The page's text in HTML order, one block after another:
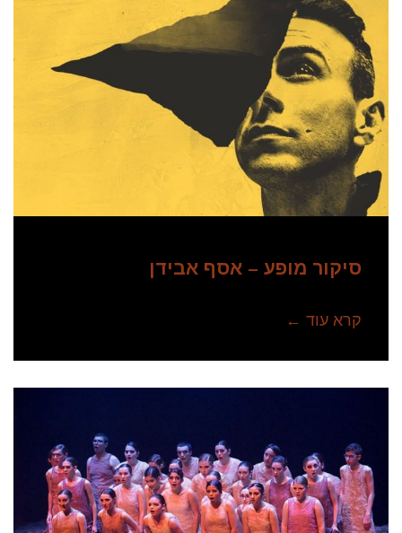
סיקור מופע – אסף אבידן
קרא עוד ←